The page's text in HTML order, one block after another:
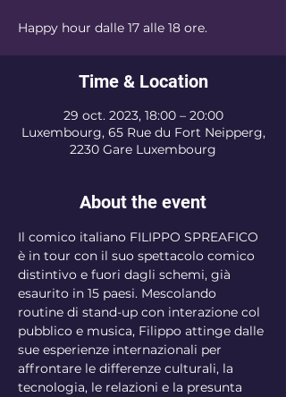
Happy hour dalle 17 alle 18 ore.
Time & Location
29 oct. 2023, 18:00 – 20:00
Luxembourg, 65 Rue du Fort Neipperg,
2230 Gare Luxembourg
About the event
Il comico italiano FILIPPO SPREAFICO
è in tour con il suo spettacolo comico
distintivo e fuori dagli schemi, già
esaurito in 15 paesi. Mescolando
routine di stand-up con interazione col
pubblico e musica, Filippo attinge dalle
sue esperienze internazionali per
affrontare le differenze culturali, la
tecnologia, le relazioni e la presunta